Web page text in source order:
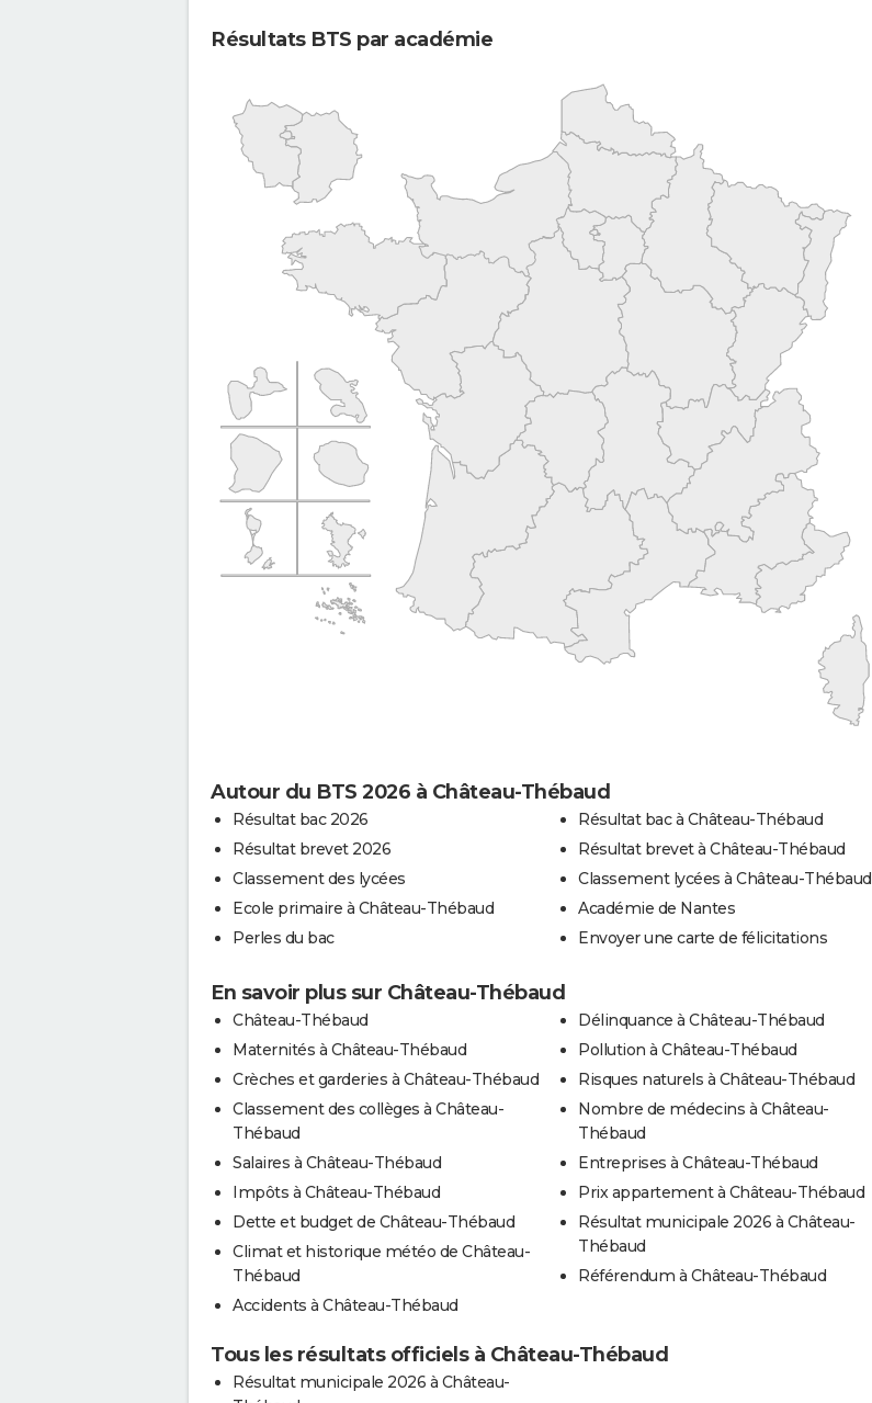
Résultats BTS par académie
Autour du BTS 2026 à Château-Thébaud
Résultat bac 2026
Résultat brevet 2026
Classement des lycées
Ecole primaire à Château-Thébaud
Perles du bac
Résultat bac à Château-Thébaud
Résultat brevet à Château-Thébaud
Classement lycées à Château-Thébaud
Académie de Nantes
Envoyer une carte de félicitations
En savoir plus sur Château-Thébaud
Château-Thébaud
Maternités à Château-Thébaud
Crèches et garderies à Château-Thébaud
Classement des collèges à Château-
Thébaud
Salaires à Château-Thébaud
Impôts à Château-Thébaud
Dette et budget de Château-Thébaud
Climat et historique météo de Château-
Thébaud
Accidents à Château-Thébaud
Délinquance à Château-Thébaud
Pollution à Château-Thébaud
Risques naturels à Château-Thébaud
Nombre de médecins à Château-
Thébaud
Entreprises à Château-Thébaud
Prix appartement à Château-Thébaud
Résultat municipale 2026 à Château-
Thébaud
Référendum à Château-Thébaud
Tous les résultats officiels à Château-Thébaud
Résultat municipale 2026 à Château-